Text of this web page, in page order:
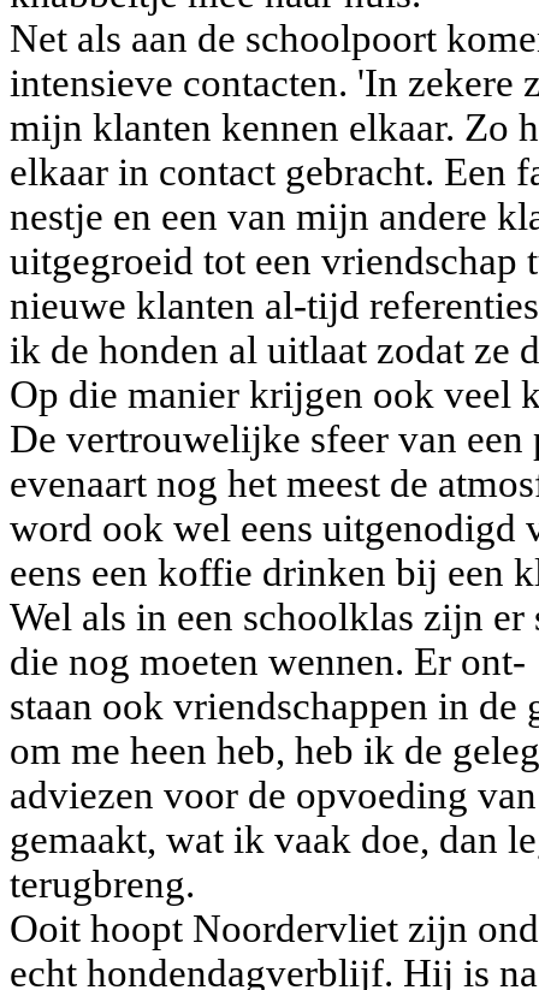
Net als aan de schoolpoort
intensieve contacten. 'In zekere
mijn klanten kennen el­kaar. Zo
elkaar in contact ge­bracht. Een
nestje en een van mijn andere
uitgegroeid tot een vriendschap
nieuwe klanten al-tijd
ik de honden al uit­laat zodat ze
Op die manier krij­gen ook veel
De vertrouwelijke sfeer van
evenaart nog het meest de
word ook wel eens uitgenodigd
eens een koffie drinken bij een
Wel als in een schoolklas zijn
die nog moeten wennen. Er ont-
staan ook vriendschappen in
om me heen heb, heb ik de
adviezen voor de opvoeding
gemaakt, wat ik vaak doe, dan
terug­breng.
Ooit hoopt Noordervliet zijn
echt hondendagverblijf. Hij is